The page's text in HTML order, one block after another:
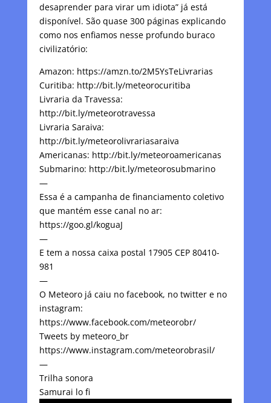
desaprender para virar um idiota” já está
disponível. São quase 300 páginas explicando
como nos enfiamos nesse profundo buraco
civilizatório:
Amazon: https://amzn.to/2M5YsTeLivrarias
Curitiba: http://bit.ly/meteorocuritiba
Livraria da Travessa:
http://bit.ly/meteorotravessa
Livraria Saraiva:
http://bit.ly/meteorolivrariasaraiva
Americanas: http://bit.ly/meteoroamericanas
Submarino: http://bit.ly/meteorosubmarino
—
Essa é a campanha de financiamento coletivo
que mantém esse canal no ar:
https://goo.gl/koguaJ
—
E tem a nossa caixa postal 17905 CEP 80410-
981
—
O Meteoro já caiu no facebook, no twitter e no
instagram:
https://www.facebook.com/meteorobr/
Tweets by meteoro_br
https://www.instagram.com/meteorobrasil/
—
Trilha sonora
Samurai lo fi